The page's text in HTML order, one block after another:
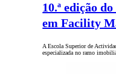
10.ª edição
em Facility
A Escola Superior de
especializada no ramo